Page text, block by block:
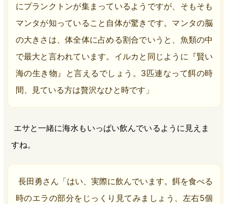
にプランクトンが集まっているようですが、そもそも
マンタが知っていること自体が驚きです。マンタの脳
の大きさは、体全体に占める割合でいうと、魚類の中
で最大と言われています。イルカと同じように『賢い
海の生き物』と言えるでしょう。3匹連なって餌の時
間、見ている方は贅沢なひと時です」
エサと一緒に海水もいっぱい飲んでいるように見えま
すね。
長田勇さん「はい、実際に飲んでいます。餌を食べる
時のエラの部分をじっくり見てみましょう、左右5個